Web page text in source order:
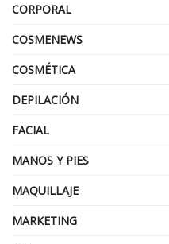
CORPORAL
COSMENEWS
COSMÉTICA
DEPILACIÓN
FACIAL
MANOS Y PIES
MAQUILLAJE
MARKETING